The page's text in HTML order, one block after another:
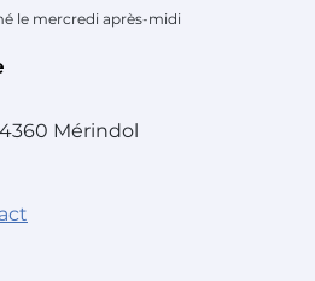
le mercredi après-midi
Mérindol